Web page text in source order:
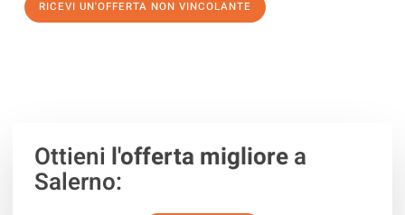
RICEVI UN'OFFERTA NON VINCOLANTE
Ottieni l'offerta migliorea
Salerno: